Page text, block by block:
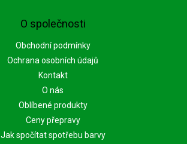
O společnosti
Obchodní podmínky
Ochrana osobních údajů
Kontakt
O nás
Oblíbené produkty
Ceny přepravy
Jak spočítat spotřebu barvy